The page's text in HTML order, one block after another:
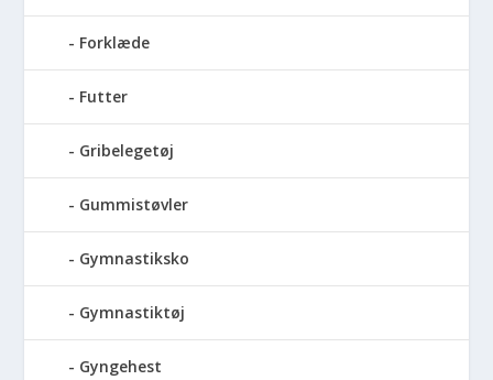
Forklæde
Futter
Gribelegetøj
Gummistøvler
Gymnastiksko
Gymnastiktøj
Gyngehest